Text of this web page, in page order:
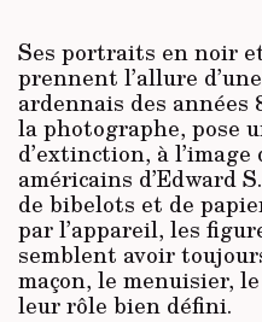
Ses portraits en noir
prennent l’allure
ardennais des années
la photographe, pose
d’extinction, à
américains d’Edward
de bibelots et de
par l’appareil, les
semblent avoir
maçon, le menuisier,
leur rôle bien défini.